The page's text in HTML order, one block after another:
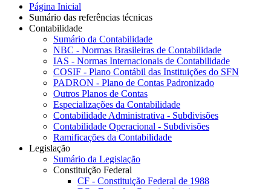
Página Inicial
Sumário das referências técnicas
Contabilidade
Sumário da Contabilidade
NBC - Normas Brasileiras de Contabilidade
IAS - Normas Internacionais de Contabilidade
COSIF - Plano Contábil das Instituições do SFN
PADRON - Plano de Contas Padronizado
Outros Planos de Contas
Especializações da Contabilidade
Contabilidade Administrativa - Subdivisões
Contabilidade Operacional - Subdivisões
Ramificações da Contabilidade
Legislação
Sumário da Legislação
Constituição Federal
CF - Constituição Federal de 1988